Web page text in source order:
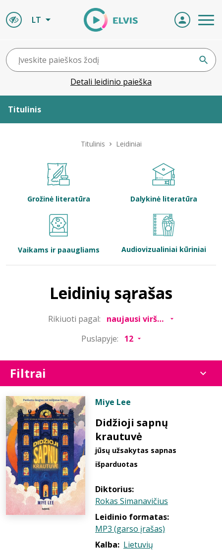
LT
Detali leidinio paieška
Titulinis
Bibliotekoms
Titulinis Leidiniai
Grožinė literatūra Dalykinė literatūra
Vaikams ir paaugliams Audiovizualiniai kūriniai
Leidinių sąrašas
Rikiuoti pagal:
Puslapyje:
Filtrai
Miye Lee
Didžioji sapnų
krautuvė
jūsų užsakytas sapnas
išparduotas
Diktorius:
Rokas Simanavičius
Leidinio formatas:
MP3 (garso įrašas)
Kalba: Lietuvių